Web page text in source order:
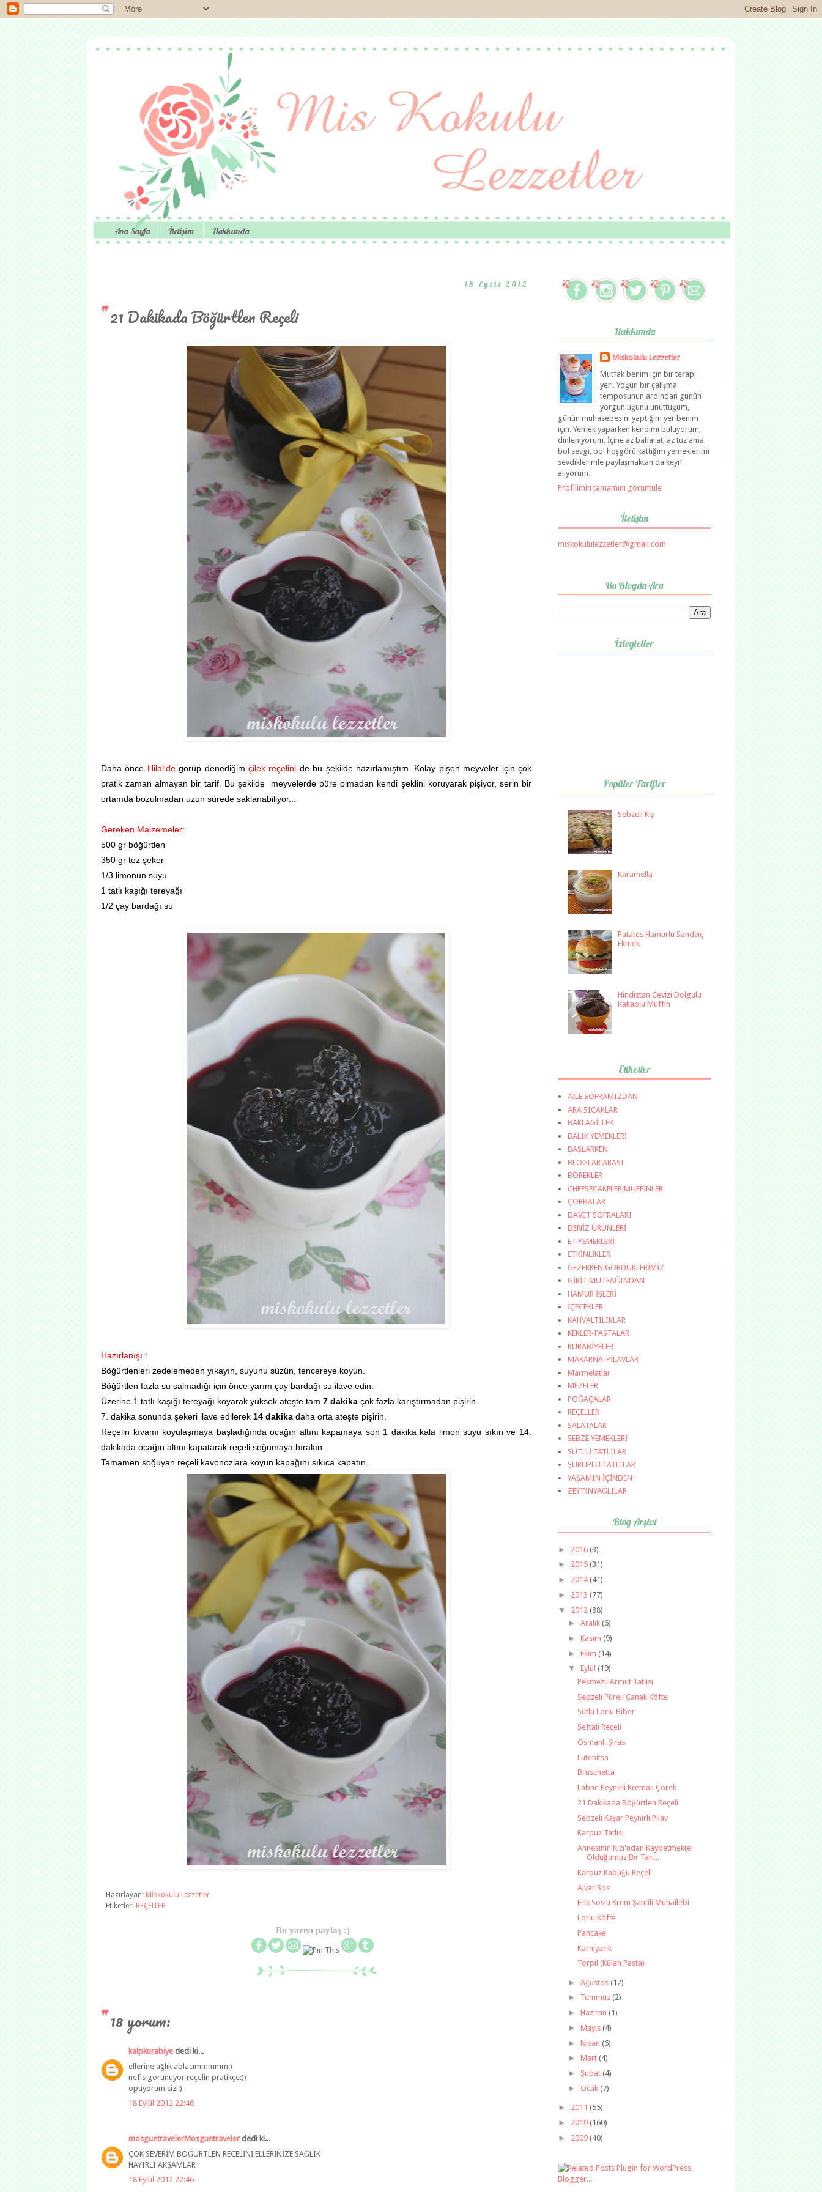
Ana Sayfa İletişim Hakkımda
18 Eylül 2012
21 Dakikada Böğürtlen Reçeli
Daha önce Hilal'degörüp denediğimçilek reçelini de bu şekilde hazırlamıştım. Kolay pişen meyveler için çok
pratik zaman almayan bir tarif. Bu şekilde meyvelerde püre olmadan kendi şeklini koruyarak pişiyor, serin bir
ortamda bozulmadan uzun sürede saklanabiliyor...
Gereken Malzemeler:
500 gr böğürtlen
350 gr toz şeker
1/3 limonun suyu
1 tatlı kaşığı tereyağı
1/2 çay bardağı su
Hazırlanışı :
Böğürtlenleri zedelemeden yıkayın, suyunu süzün, tencereye koyun.
Böğürtlen fazla su salmadığı için önce yarım çay bardağı su ilave edin.
Üzerine 1 tatlı kaşığı tereyağı koyarak yüksek ateşte tam 7 dakika çok fazla karıştırmadan pişirin.
7. dakika sonunda şekeri ilave edilerek 14 dakika daha orta ateşte pişirin.
Reçelin kıvamı koyulaşmaya başladığında ocağın altını kapamaya son 1 dakika kala limon suyu sıkın ve 14.
dakikada ocağın altını kapatarak reçeli soğumaya bırakın.
Tamamen soğuyan reçeli kavonozlara koyun kapağını sıkıca kapatın.
Hazırlayan: Miskokulu Lezzetler
Etiketler: REÇELLER
Bu yazıyı paylaş :)
18 yorum:
kalpkurabiye dedi ki...
ellerine ağlık ablacımmmmm:)
nefis görünüyor reçelin pratikçe:))
öpüyorum sizi:)
18 Eylül 2012 22:46
mosguetravelerMosguetraveler dedi ki...
ÇOK SEVERİM BÖĞÜRTLEN REÇELİNİ ELLERİNİZE SAĞLIK
HAYIRLI AKŞAMLAR
18 Eylül 2012 22:46
Hakkımda
Miskokulu Lezzetler
Mutfak benim için bir terapi
yeri. Yoğun bir çalışma
temposunun ardından günün
yorgunluğunu unuttuğum,
günün muhasebesini yaptığım yer benim
için. Yemek yaparken kendimi buluyorum,
dinleniyorum. İçine az baharat, az tuz ama
bol sevgi, bol hoşgörü kattığım yemeklerimi
sevdiklerimle paylaşmaktan da keyif
alıyorum.
Profilimin tamamını görüntüle
İletişim
miskokululezzetler@gmail.com
Bu Blogda Ara
İzleyiciler
Popüler Tarifler
Sebzeli Kiş
Karamella
Patates Hamurlu Sandviç
Ekmek
Hindistan Cevizi Dolgulu
Kakaolu Muffin
Etiketler
AİLE SOFRAMIZDAN
ARA SICAKLAR
BAKLAGİLLER
BALIK YEMEKLERİ
BAŞLARKEN
BLOGLAR ARASI
BÖREKLER
CHEESECAKELER;MUFFİNLER
ÇORBALAR
DAVET SOFRALARI
DENİZ ÜRÜNLERİ
ET YEMEKLERİ
ETKİNLİKLER
GEZERKEN GÖRDÜKLERİMİZ
GİRİT MUTFAĞINDAN
HAMUR İŞLERİ
İÇECEKLER
KAHVALTILIKLAR
KEKLER-PASTALAR
KURABİYELER
MAKARNA-PİLAVLAR
Marmelatlar
MEZELER
POĞAÇALAR
REÇELLER
SALATALAR
SEBZE YEMEKLERİ
SÜTLÜ TATLILAR
ŞURUPLU TATLILAR
YAŞAMIN İÇİNDEN
ZEYTİNYAĞLILAR
Blog Arşivi
► 2016 (3)
► 2015 (31)
► 2014(41)
► 2013 (77)
▼ 2012 (88)
► Aralık (6)
► Kasım (9)
► Ekim (14)
▼ Eylül (19)
Pekmezli Armut Tatlısı
Sebzeli Püreli Çanak Köfte
Sütlü Lorlu Biber
Şeftali Reçeli
Osmanlı Şırası
Lutenitsa
Bruschetta
Labne Peynirli Kremalı Çörek
21 Dakikada Böğürtlen Reçeli
Sebzeli Kaşar Peynirli Pilav
Karpuz Tatlısı
Annesinin Kızı'ndan Kaybetmekte
Olduğumuz Bir Tari...
Karpuz Kabuğu Reçeli
Ajvar Sos
Erik Soslu Krem Şantili Muhallebi
Lorlu Köfte
Pancake
Karnıyarık
Torpil (Külah Pasta)
► Ağustos (12)
► Temmuz (2)
► Haziran (1)
► Mayıs (4)
► Nisan (6)
► Mart (4)
► Şubat (4)
► Ocak (7)
► 2011 (55)
► 2010 (160)
► 2009 (40)